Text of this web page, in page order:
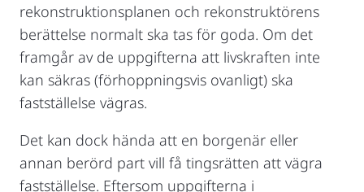
rekonstruktionsplanen och rekonstruktörens
berättelse normalt ska tas för goda. Om det
framgår av de uppgifterna att livskraften inte
kan säkras (förhoppningsvis ovanligt) ska
fastställelse vägras.
Det kan dock hända att en borgenär eller
annan berörd part vill få tingsrätten att vägra
fastställelse. Eftersom uppgifterna i